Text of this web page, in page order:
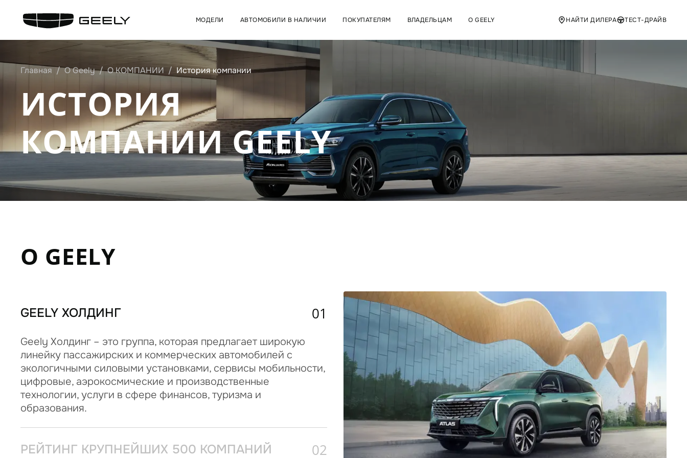
МОДЕЛИ АВТОМОБИЛИ В НАЛИЧИИ ПОКУПАТЕЛЯМ ВЛАДЕЛЬЦАМ О GEELY НАЙТИ ДИЛЕРА ТЕСТ-ДРАЙВ
Главная О Geely О КОМПАНИИ История компании
ИСТОРИЯ
КОМПАНИИ GEELY
О GEELY
GEELY ХОЛДИНГ 01
Geely Холдинг – это группа, которая предлагает широкую
линейку пассажирских и коммерческих автомобилей с
экологичными силовыми установками, сервисы мобильности,
цифровые, аэрокосмические и производственные
технологии, услуги в сфере финансов, туризма и
образования.
РЕЙТИНГ КРУПНЕЙШИХ 500 КОМПАНИЙ 02